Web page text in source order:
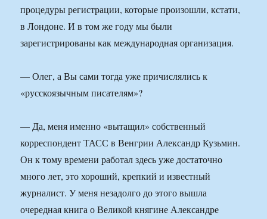
процедуры регистрации, которые произошли, кстати,
в Лондоне. И в том же году мы были
зарегистрированы как международная организация.
— Олег, а Вы сами тогда уже причислялись к
«русскоязычным писателям»?
— Да, меня именно «вытащил» собственный
корреспондент ТАСС в Венгрии Александр Кузьмин.
Он к тому времени работал здесь уже достаточно
много лет, это хороший, крепкий и известный
журналист. У меня незадолго до этого вышла
очередная книга о Великой княгине Александре